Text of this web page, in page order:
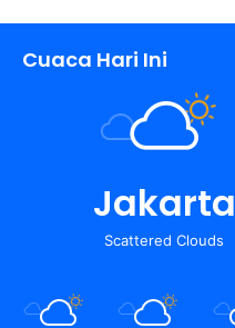
Cuaca Hari Ini
Jakarta
Scattered Clouds